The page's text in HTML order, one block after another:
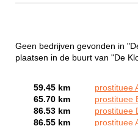
Geen bedrijven gevonden in
plaatsen in de buurt van "De
59.45 km
prostituee
65.70 km
prostituee
86.53 km
prostituee
86.55 km
prostituee